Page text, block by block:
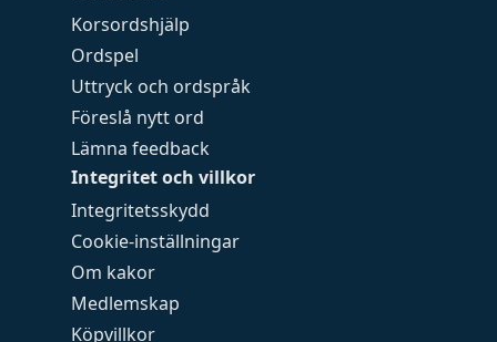
Korsordshjälp
Ordspel
Uttryck och ordspråk
Föreslå nytt ord
Lämna feedback
Integritet och villkor
Integritetsskydd
Cookie-inställningar
Om kakor
Medlemskap
Köpvillkor